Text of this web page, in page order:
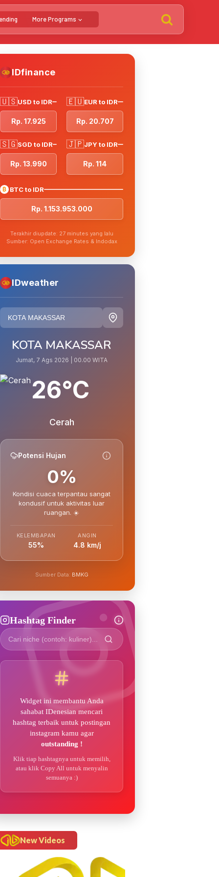
More Programs
IDfinance
🇺🇸USD to IDR
Rp. 17.925
🇪🇺EUR to IDR
Rp. 20.707
🇸🇬SGD to IDR
Rp. 13.990
🇯🇵JPY to IDR
Rp. 114
₿ BTC to IDR
Rp. 1.153.953.000
Terakhir diupdate: 27 minutes yang lalu
Sumber: Open Exchange Rates & Indodax
IDweather
KOTA MAKASSAR
Jumat, 7 Ags 2026 | 00.00 WITA
26°C
Cerah
Potensi Hujan
0%
Kondisi cuaca terpantau sangat
kondusif untuk aktivitas luar
ruangan. ☀️
KELEMBAPAN
55%
ANGIN
4.8 km/j
Sumber Data: BMKG
Hashtag Finder
Widget ini membantu Anda
sahabat IDenesian mencari
hashtag terbaik untuk postingan
instagram kamu agar
outstanding !
Klik tiap hashtagnya untuk memilih,
atau klik Copy All untuk menyalin
semuanya :)
New Videos